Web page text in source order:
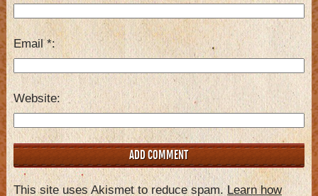
Email*
Website
This site uses Akismet to reduce spam.Learn how